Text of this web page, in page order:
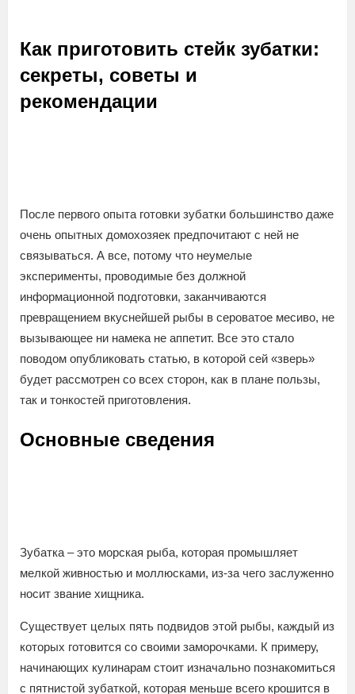
Как приготовить стейк зубатки:
секреты, советы и
рекомендации
После первого опыта готовки зубатки большинство даже
очень опытных домохозяек предпочитают с ней не
связываться. А все, потому что неумелые
эксперименты, проводимые без должной
информационной подготовки, заканчиваются
превращением вкуснейшей рыбы в сероватое месиво, не
вызывающее ни намека не аппетит. Все это стало
поводом опубликовать статью, в которой сей «зверь»
будет рассмотрен со всех сторон, как в плане пользы,
так и тонкостей приготовления.
Основные сведения
Зубатка – это морская рыба, которая промышляет
мелкой живностью и моллюсками, из-за чего заслуженно
носит звание хищника.
Существует целых пять подвидов этой рыбы, каждый из
которых готовится со своими заморочками. К примеру,
начинающих кулинарам стоит изначально познакомиться
с пятнистой зубаткой, которая меньше всего крошится в